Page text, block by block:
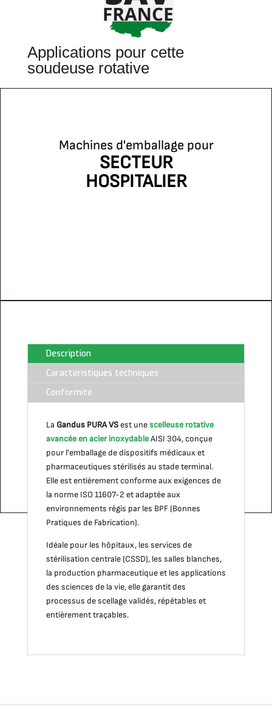
Applications pour cette
soudeuse rotative
Machines d'emballage pour
SECTEUR
HOSPITALIER
Machines d'emballage pour
SECTEUR
PHARMACEUTIQUE
Description
Caractéristiques techniques
Conformité
La Gandus PURA VSest unescelleuse rotative
avancée en acier inoxydableAISI 304, conçue
pour l'emballage de dispositifs médicaux et
pharmaceutiques stérilisés au stade terminal.
Elle est entièrement conforme aux exigences de
la norme ISO 11607-2 et adaptée aux
environnements régis par les BPF (Bonnes
Pratiques de Fabrication).
Idéale pour les hôpitaux, les services de
stérilisation centrale (CSSD), les salles blanches,
la production pharmaceutique et les applications
des sciences de la vie, elle garantit des
processus de scellage validés, répétables et
entièrement traçables.